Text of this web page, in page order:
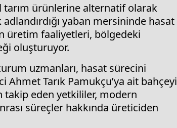
tarım ürünlerine alternatif olarak
yaban mersininde hasat
üretim faaliyetleri, bölgedeki
oluşturuyor.
uzmanları, hasat sürecini
Tarık Pamukçu’ya ait bahçeyi
takip eden yetkililer, modern
süreçler hakkında üreticiden